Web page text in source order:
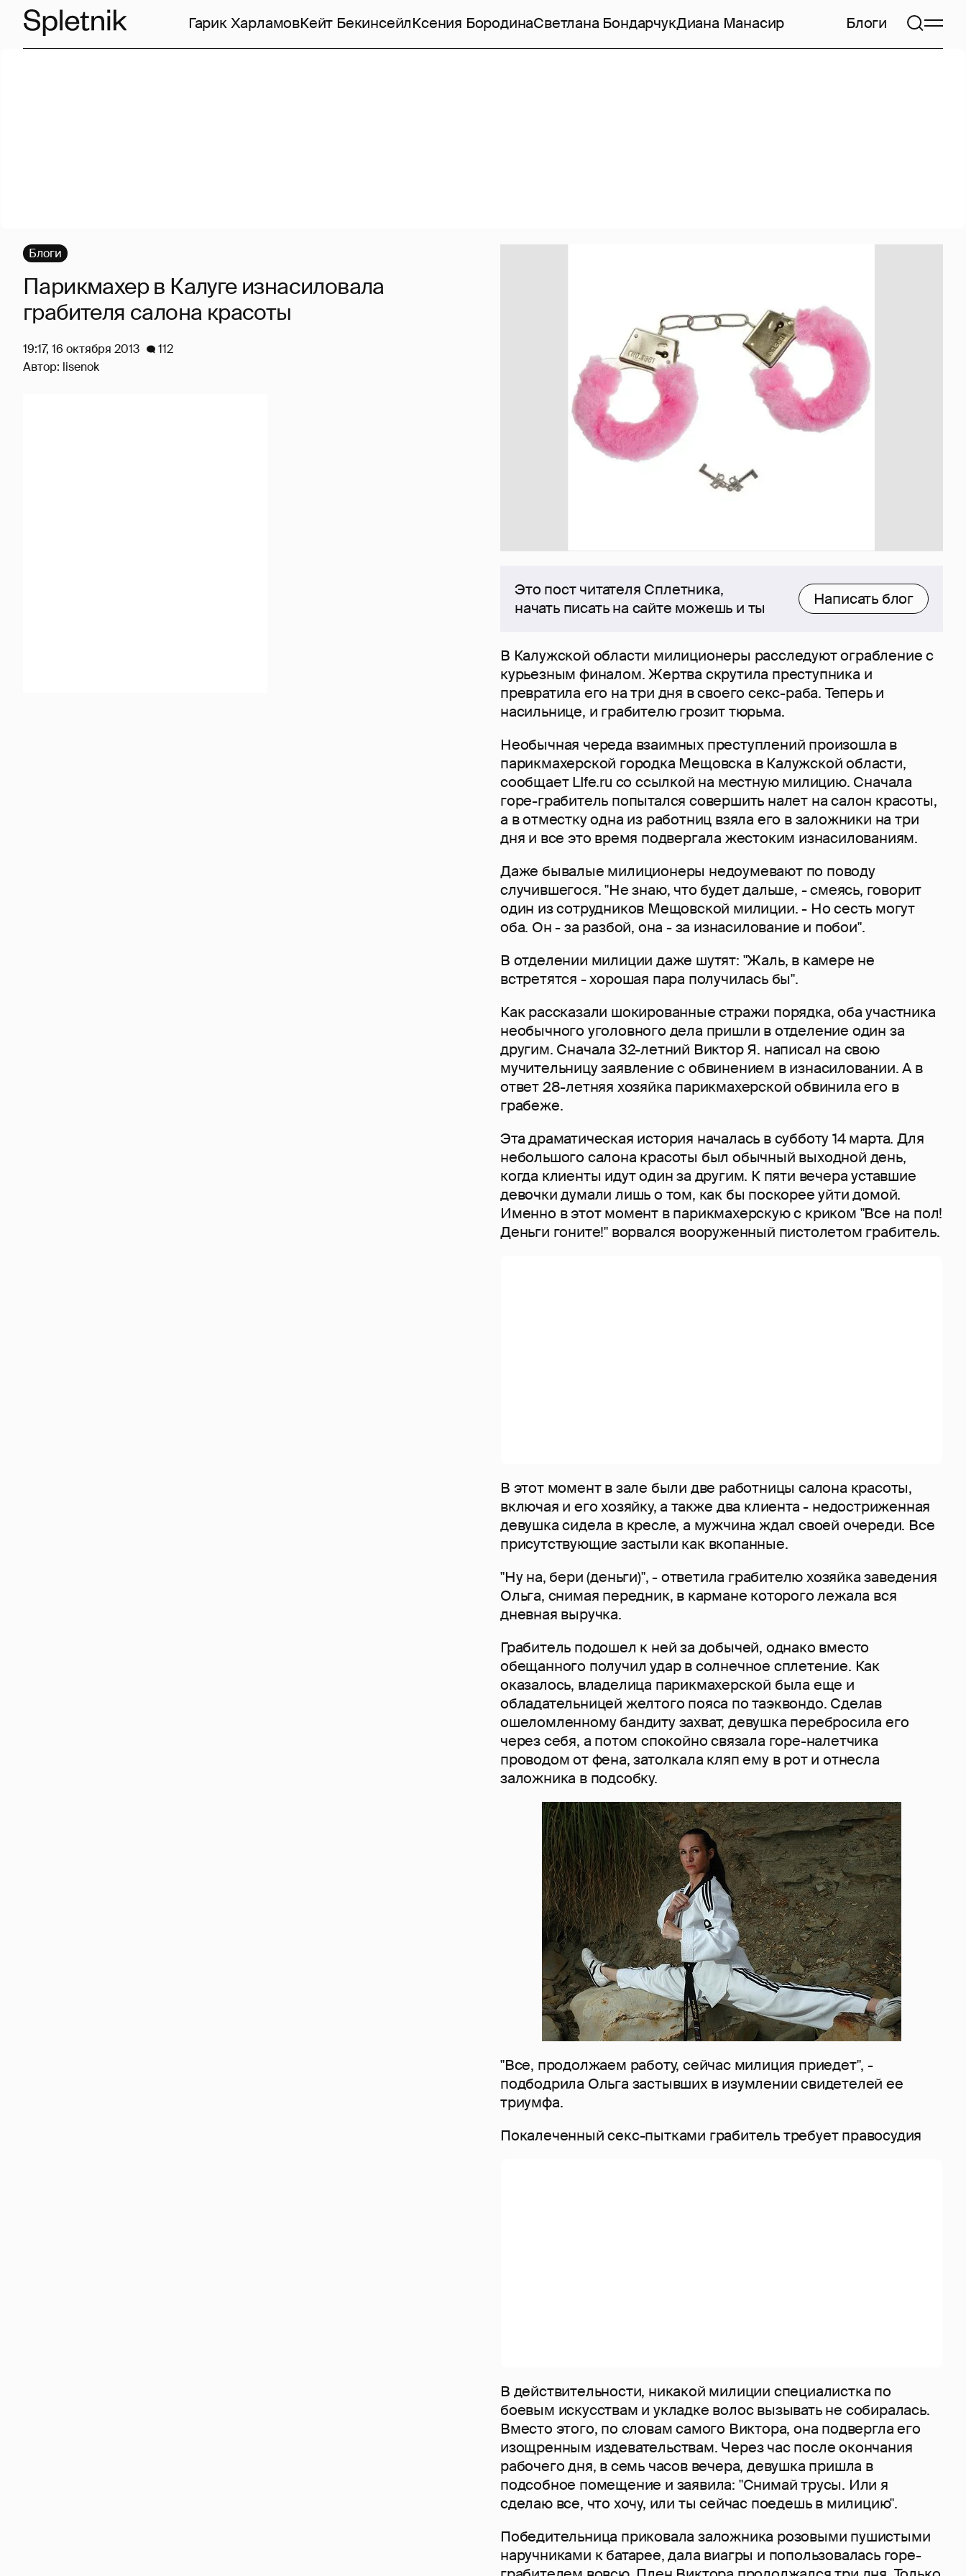
Гарик ХарламовКейт БекинсейлКсения БородинаСветлана БондарчукДиана Манасир Блоги
Это пост читателя Сплетника,
начать писать на сайте можешь и ты
Написать блог
В Калужской области милиционеры расследуют ограбление с
курьезным финалом. Жертва скрутила преступника и
превратила его на три дня в своего секс-раба. Теперь и
насильнице, и грабителю грозит тюрьма.
Необычная череда взаимных преступлений произошла в
парикмахерской городка Мещовска в Калужской области,
сообщает LIfe.ru со ссылкой на местную милицию. Сначала
горе-грабитель попытался совершить налет на салон красоты,
а в отместку одна из работниц взяла его в заложники на три
дня и все это время подвергала жестоким изнасилованиям.
Даже бывалые милиционеры недоумевают по поводу
случившегося. "Не знаю, что будет дальше, - смеясь, говорит
один из сотрудников Мещовской милиции. - Но сесть могут
оба. Он - за разбой, она - за изнасилование и побои".
В отделении милиции даже шутят: "Жаль, в камере не
встретятся - хорошая пара получилась бы".
Как рассказали шокированные стражи порядка, оба участника
необычного уголовного дела пришли в отделение один за
другим. Сначала 32-летний Виктор Я. написал на свою
мучительницу заявление с обвинением в изнасиловании. А в
ответ 28-летняя хозяйка парикмахерской обвинила его в
грабеже.
Эта драматическая история началась в субботу 14 марта. Для
небольшого салона красоты был обычный выходной день,
когда клиенты идут один за другим. К пяти вечера уставшие
девочки думали лишь о том, как бы поскорее уйти домой.
Именно в этот момент в парикмахерскую с криком "Все на пол!
Деньги гоните!" ворвался вооруженный пистолетом грабитель.
В этот момент в зале были две работницы салона красоты,
включая и его хозяйку, а также два клиента - недостриженная
девушка сидела в кресле, а мужчина ждал своей очереди. Все
присутствующие застыли как вкопанные.
"Ну на, бери (деньги)", - ответила грабителю хозяйка заведения
Ольга, снимая передник, в кармане которого лежала вся
дневная выручка.
Грабитель подошел к ней за добычей, однако вместо
обещанного получил удар в солнечное сплетение. Как
оказалось, владелица парикмахерской была еще и
обладательницей желтого пояса по таэквондо. Сделав
ошеломленному бандиту захват, девушка перебросила его
через себя, а потом спокойно связала горе-налетчика
проводом от фена, затолкала кляп ему в рот и отнесла
заложника в подсобку.
"Все, продолжаем работу, сейчас милиция приедет", -
подбодрила Ольга застывших в изумлении свидетелей ее
триумфа.
Покалеченный секс-пытками грабитель требует правосудия
В действительности, никакой милиции специалистка по
боевым искусствам и укладке волос вызывать не собиралась.
Вместо этого, по словам самого Виктора, она подвергла его
изощренным издевательствам. Через час после окончания
рабочего дня, в семь часов вечера, девушка пришла в
подсобное помещение и заявила: "Снимай трусы. Или я
сделаю все, что хочу, или ты сейчас поедешь в милицию".
Победительница приковала заложника розовыми пушистыми
наручниками к батарее, дала виагры и попользовалась горе-
Блоги
Парикмахер в Калуге изнасиловала
грабителя салона красоты
19:17, 16 октября 2013
112
Автор: lisenok